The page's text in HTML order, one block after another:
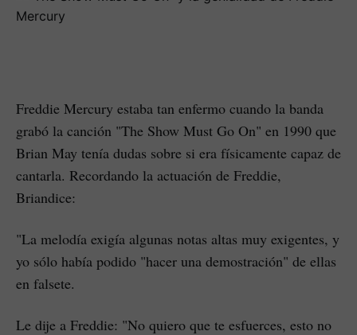
Freddie Mercury estaba tan enfermo cuando la banda
grabó la canción "The Show Must Go On" en 1990 que
Brian May tenía dudas sobre si era físicamente capaz de
cantarla. Recordando la actuación de Freddie,
Briandice:
"La melodía exigía algunas notas altas muy exigentes, y
yo sólo había podido "hacer una demostración" de ellas
en falsete.
Le dije a Freddie: "No quiero que te esfuerces, esto no